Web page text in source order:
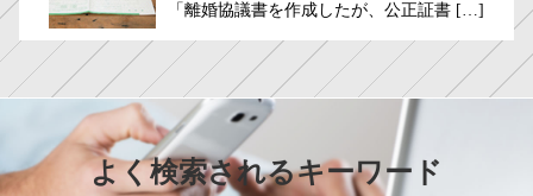
「離婚協議書を作成したが、公正証書 […]
よく検索されるキーワード